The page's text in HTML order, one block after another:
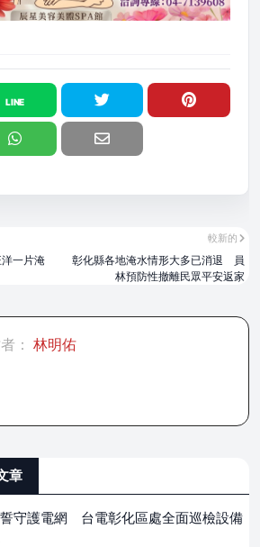
較新的
彰化縣各地淹水情形大多已消退 員
林預防性撤離民眾平安返家
一片淹
： 林明佑
章
守護電網 台電彰化區處全面巡檢設備